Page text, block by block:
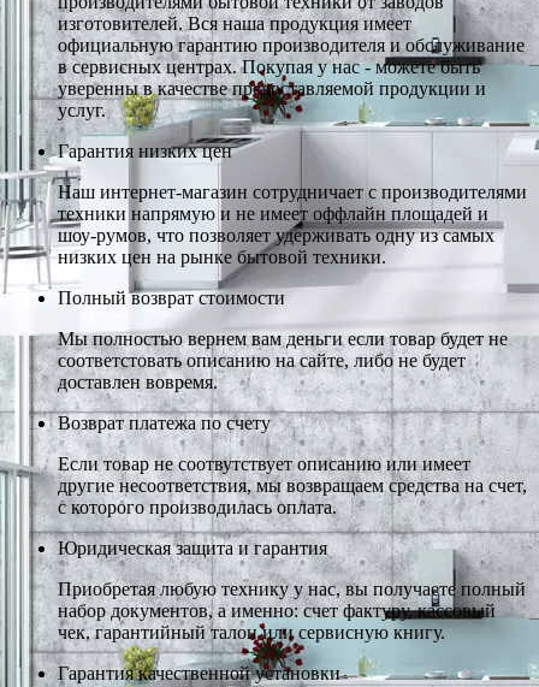
изготовителей. Вся наша продукция имеет
официальную гарантию производителя и обслуживание
в сервисных центрах. Покупая у нас - можете быть
уверенны в качестве предоставляемой продукции и
услуг.
Гарантия низких цен
Наш интернет-магазин сотрудничает с производителями
техники напрямую и не имеет оффлайн площадей и
шоу-румов, что позволяет удерживать одну из самых
низких цен на рынке бытовой техники.
Полный возврат стоимости
Мы полностью вернем вам деньги если товар будет не
соответстовать описанию на сайте, либо не будет
доставлен вовремя.
Возврат платежа по счету
Если товар не соотвутствует описанию или имеет
другие несоответствия, мы возвращаем средства на счет,
с которого производилась оплата.
Юридическая защита и гарантия
Приобретая любую технику у нас, вы получаете полный
набор документов, а именно: счет фактуру, кассовый
чек, гарантийный талон или сервисную книгу.
Гарантия качественной установки